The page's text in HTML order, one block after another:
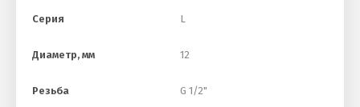
Серия L
Диаметр, мм 12
Резьба G 1/2"